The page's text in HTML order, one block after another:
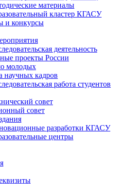
материалы
кластер КГАСУ
и конкурсы
деятельность
проекты России
молодых
научных кадров
работа студентов
совет
совет
разработки КГАСУ
центры